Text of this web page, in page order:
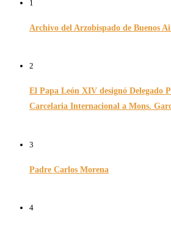
1
Archivo del Arzobispado de Buenos
2
El Papa León XIV designó Delegado
Carcelaria Internacional a Mons.
3
Padre Carlos Morena
4